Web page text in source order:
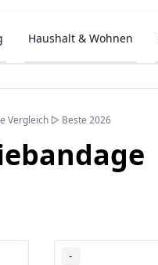
Haushalt & Wohnen
Vergleich ▷ Beste 2026
-